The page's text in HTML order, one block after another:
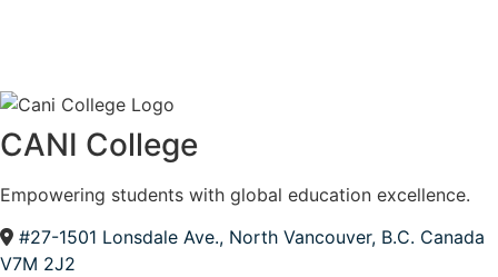
CANI College
Empowering students with global education excellence.
#27-1501 Lonsdale Ave., North Vancouver, B.C. Canada
V7M 2J2